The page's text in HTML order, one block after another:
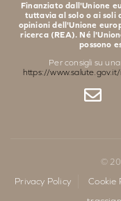
Finanziato dall'Unione
tuttavia al solo o ai soli
opinioni dell'Unione
ricerca (REA). Né
possono
Per consigli su
https://
©
Privacy Policy Cookie